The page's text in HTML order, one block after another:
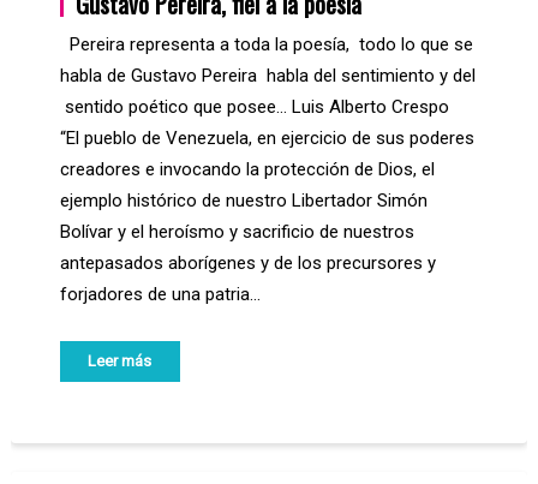
Pereira representa a toda la poesía, todo lo que se
habla de Gustavo Pereira habla del sentimiento y del
sentido poético que posee… Luis Alberto Crespo
“El pueblo de Venezuela, en ejercicio de sus poderes
creadores e invocando la protección de Dios, el
ejemplo histórico de nuestro Libertador Simón
Bolívar y el heroísmo y sacrificio de nuestros
antepasados aborígenes y de los precursores y
forjadores de una patria…
Leer más